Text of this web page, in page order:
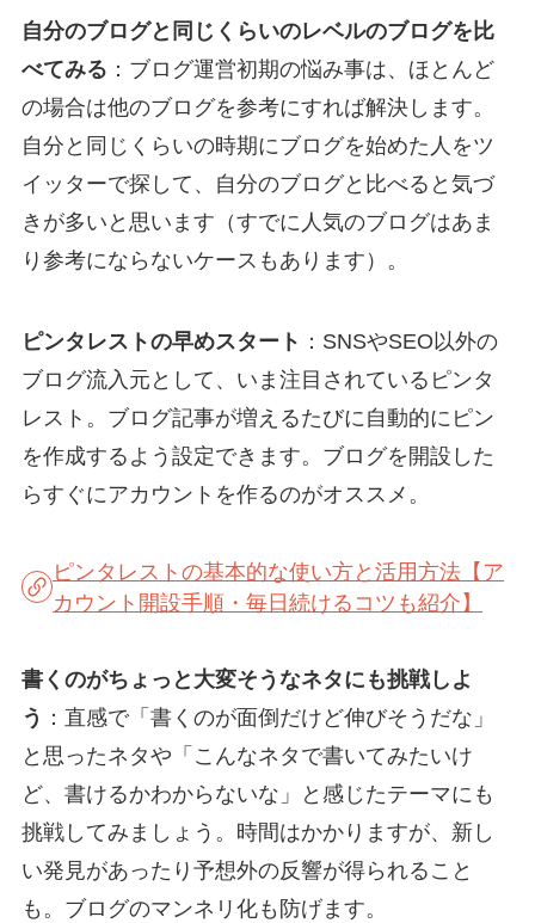
自分のブログと同じくらいのレベルのブログを比
べてみる ：ブログ運営初期の悩み事は、ほとんど
の場合は他のブログを参考にすれば解決します。
自分と同じくらいの時期にブログを始めた人をツ
イッターで探して、自分のブログと比べると気づ
きが多いと思います（すでに人気のブログはあま
り参考にならないケースもあります）。
ピンタレストの早めスタート ：SNSやSEO以外の
ブログ流入元として、いま注目されているピンタ
レスト。ブログ記事が増えるたびに自動的にピン
を作成するよう設定できます。ブログを開設した
らすぐにアカウントを作るのがオススメ。
ピンタレストの基本的な使い方と活用方法【ア
カウント開設手順・毎日続けるコツも紹介】
書くのがちょっと大変そうなネタにも挑戦しよ
う ：直感で「書くのが面倒だけど伸びそうだな」
と思ったネタや「こんなネタで書いてみたいけ
ど、書けるかわからないな」と感じたテーマにも
挑戦してみましょう。時間はかかりますが、新し
い発見があったり予想外の反響が得られること
も。ブログのマンネリ化も防げます。